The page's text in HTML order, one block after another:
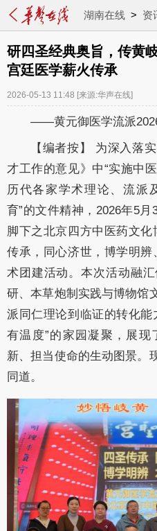
湖南在线> 资
研四圣经典奥旨，传黄
宫廷医学薪火传承
2026-05-13 11:48 [来源:华声在线]
——黄元御医学流派
【编者按】 为深入落
才工作的意见》中“实施中
历代各家学术理论、流派
育”的文件精神，2026年5
脚下之北京四方中医药文
传承，同心济世，博学明辨
术团建活动。本次活动融
研、本草炮制实践与博物馆
派同仁理论到临证的转化能
有温度”的家园凝聚，展现
新、担当使命的生动图景。
同道。